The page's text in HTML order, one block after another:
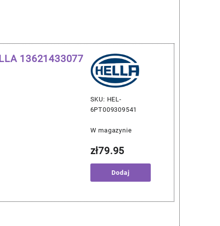
13621433077
SKU: HEL-
6PT009309541
W magazynie
zł79.95
Dodaj